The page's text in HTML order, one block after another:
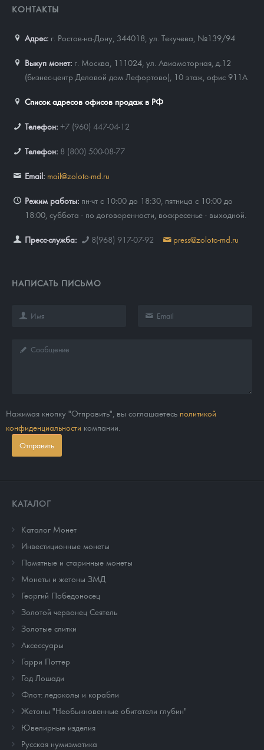
КОНТАКТЫ
Адрес: г. Ростов-на-Дону, 344018 ул. Текучева, №139/94
Выкуп монет: г. Москва, 111024, ул. Авиамоторная, д.12
(бизнес-центр Деловой дом Лефортово), 10 этаж, офис 911А
Список адресов офисов продаж в РФ
Телефон: +7 (960) 447-04-12
Телефон: 8 (800) 500-08-77
Email: mail@zoloto-md.ru
Режим работы: пн-чт с 10:00 до 18:30, пятница с 10:00 до
18:00, суббота - по договоренности, воскресенье - выходной.
Пресс-служба: 8(968) 917-07-92 press@zoloto-md.ru
НАПИСАТЬ ПИСЬМО
Нажимая кнопку "Отправить", вы соглашаетесь политикой
конфиденциальности компании.
Отправить
КАТАЛОГ
Каталог Монет
Инвестиционные монеты
Памятные и старинные монеты
Монеты и жетоны ЗМД
Георгий Победоносец
Золотой червонец Сеятель
Золотые слитки
Аксессуары
Гарри Поттер
Год Лошади
Флот: ледоколы и корабли
Жетоны "Необыкновенные обитатели глубин"
Ювелирные изделия
Русская нумизматика